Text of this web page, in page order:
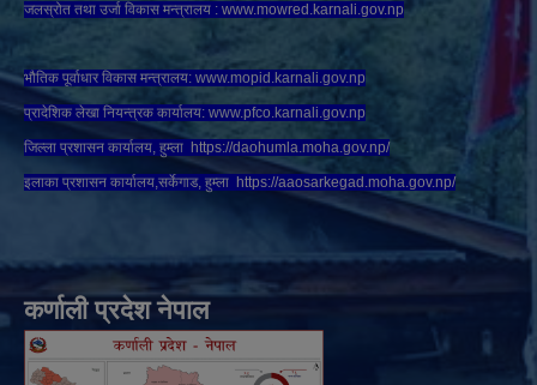
जलस्रोत तथा उर्जा विकास मन्त्रालय : www.mowred.karnali.gov.np
भौतिक पूर्वाधार विकास मन्त्रालय: www.mopid.karnali.gov.np
प्रादेशिक लेखा नियन्त्रक कार्यालय: www.pfco.karnali.gov.np
जिल्ला प्रशासन कार्यालय, हुम्ला https://daohumla.moha.gov.np/
इलाका प्रशासन कार्यालय,सर्केगाड, हुम्ला https://aaosarkegad.moha.gov.np/
कर्णाली प्रदेश नेपाल